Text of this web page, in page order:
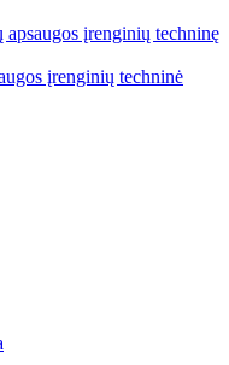
įrenginių techninę
įrenginių techninė